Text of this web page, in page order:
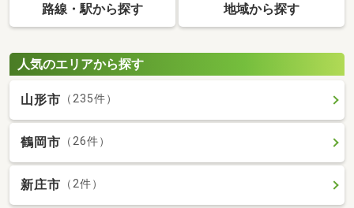
路線・駅から探す 地域から探す
人気のエリアから探す
山形市 （235件）
鶴岡市 （26件）
新庄市 （2件）